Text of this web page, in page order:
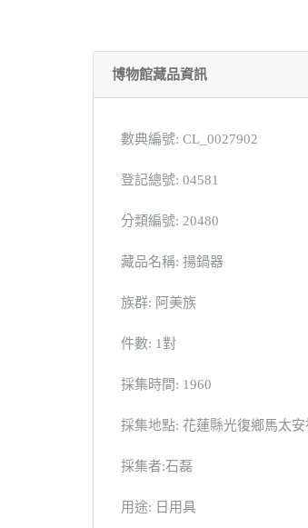
博物館藏品資訊
數典編號: CL_0027902
登記總號: 04581
分類編號: 20480
藏品名稱: 揚鍋器
族群: 阿美族
件數: 1對
採集時間: 1960
採集地點: 花蓮縣光復鄉馬太安
採集者:石磊
用途: 日用具